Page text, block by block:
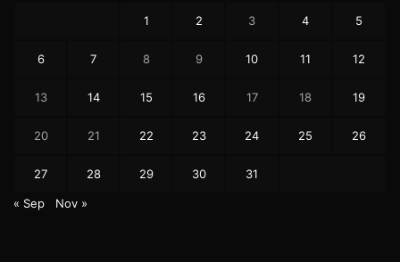
1 2 3 4 5
6 7 8 9 10 11 12
13 14 15 16 17 18 19
20 21 22 23 24 25 26
27 28 29 30 31
« Sep Nov »